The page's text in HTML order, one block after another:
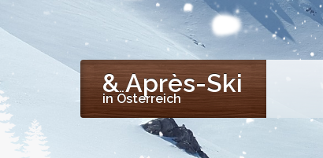
& Après-Ski
in Österreich